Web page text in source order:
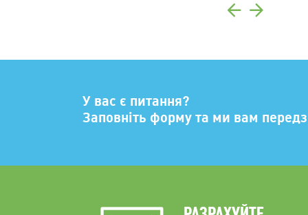
У вас є питання?
Заповніть форму та ми вам